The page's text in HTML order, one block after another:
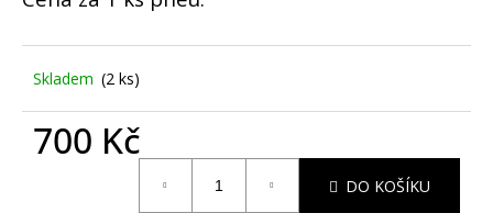
Skladem (2 ks)
700 Kč
DO KOŠÍKU
j